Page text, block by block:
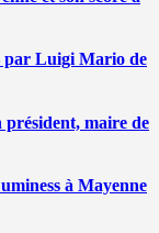
par Luigi Mario de
président, maire de
à Mayenne